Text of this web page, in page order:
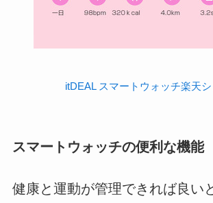
itDEAL スマートウォッチ楽天
スマートウォッチの便利な機能
健康と運動が管理できれば良い